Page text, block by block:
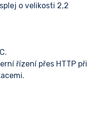
o velikosti 2,2
řízení přes HTTP při